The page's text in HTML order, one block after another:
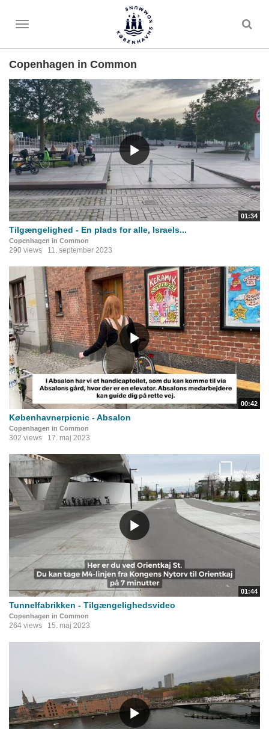
Toggle
Copenhagen in Common
01:34
Tilgængelighed - En plads for alle, Israels...
Copenhagen in Common
290 views 11. september 2023
00:42
Københavnerpicnic - Absalon
Copenhagen in Common
302 views 17. maj 2023
01:44
Tunnelfabrikken - Tilgængelighedsvideo
Copenhagen in Common
264 views 15. maj 2023